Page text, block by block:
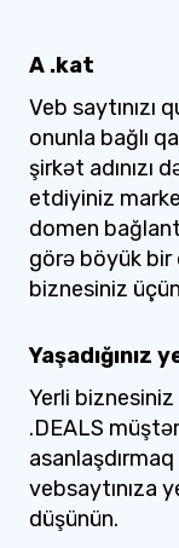
A .kat
Veb saytınızı
onunla bağlı
şirkət adınızı
etdiyiniz
domen
görə böyük bir
biznesiniz
Yerli
.DEALS
vebsaytınıza
düşünün.